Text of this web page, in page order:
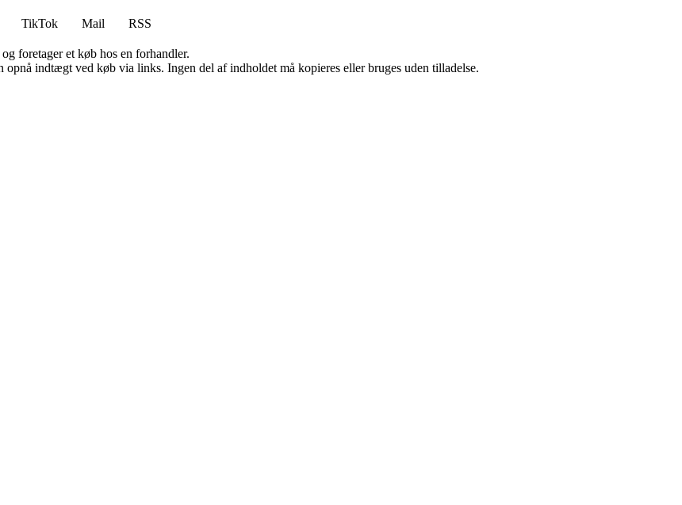
TikTok Mail
RSS
foretager et køb hos en forhandler.
indtægt ved køb via links. Ingen del af indholdet må kopieres eller bruges uden tilladelse.